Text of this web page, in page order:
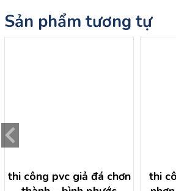
Sản phẩm tương tự
thi công pvc giả đá chơn
thi